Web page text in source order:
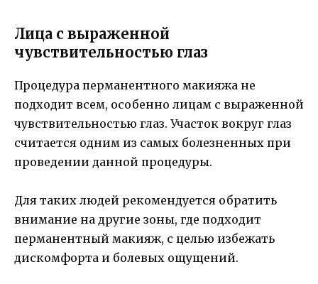
Лица с выраженной
чувствительностью глаз
Процедура перманентного макияжа не
подходит всем, особенно лицам с выраженной
чувствительностью глаз. Участок вокруг глаз
считается одним из самых болезненных при
проведении данной процедуры.
Для таких людей рекомендуется обратить
внимание на другие зоны, где подходит
перманентный макияж, с целью избежать
дискомфорта и болевых ощущений.